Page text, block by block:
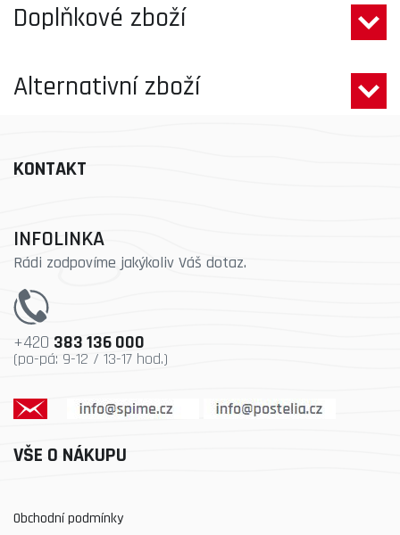
Doplňkové zboží
Alternativní zboží
KONTAKT
INFOLINKA
Rádi zodpovíme jakýkoliv Váš dotaz.
+420 383 136 000
(po-pá: 9-12 / 13-17 hod.)
VŠE O NÁKUPU
Obchodní podmínky